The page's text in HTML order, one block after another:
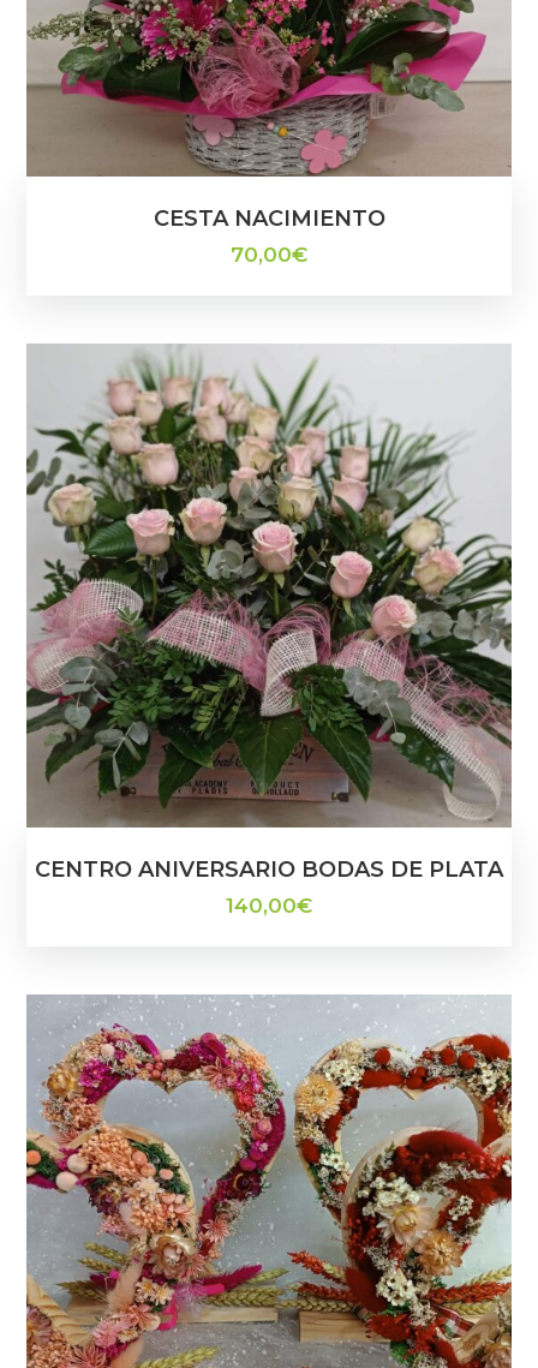
CESTA NACIMIENTO
70,00€
CENTRO ANIVERSARIO BODAS DE PLATA
140,00€